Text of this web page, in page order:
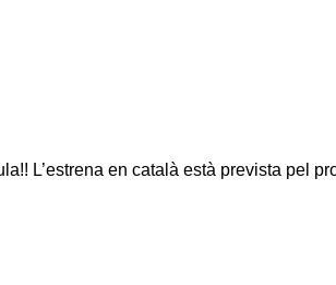
L’estrena en català està prevista pel